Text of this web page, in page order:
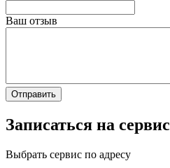
Ваш отзыв
Записаться на сервис
Выбрать сервис по адресу